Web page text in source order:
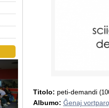
Titolo: peti-demandi
Albumo: Ĝenaj